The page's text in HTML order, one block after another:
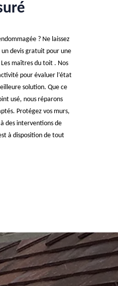
? Ne laissez
un devis gratuit pour une
maîtres du toit . Nos
pour évaluer l’état
solution. Que ce
usé, nous réparons
Protégez vos murs,
des interventions de
à disposition de tout